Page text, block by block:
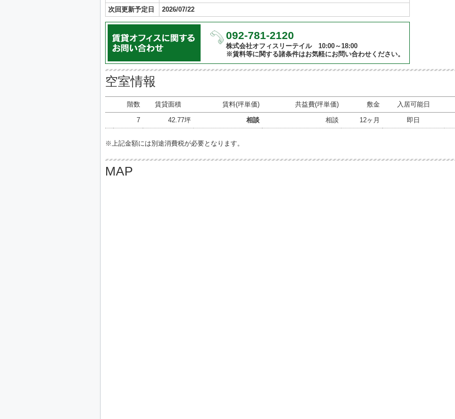
次回更新予定日
2026/07/22
092-781-2120
株式会社オフィスリーテイル 10:00～18:00
※賃料等に関する諸条件はお気軽にお問い合わせください。
空室情報
階数 賃貸面積 賃料(坪単価) 共益費(坪単価) 敷金 入居可能日
7 42.77坪 相談 相談 12ヶ月 即日
※上記金額には別途消費税が必要となります。
MAP